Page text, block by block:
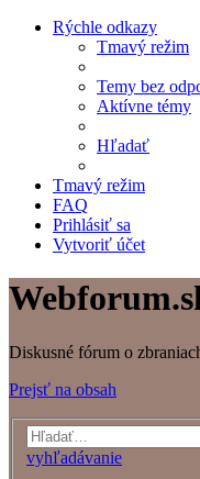
Rýchle odkazy
Tmavý režim
Temy bez
Aktívne témy
Hľadať
Tmavý režim
FAQ
Prihlásiť sa
Vytvoriť účet
Diskusné fórum o
Prejsť na obsah
vyhľadávanie